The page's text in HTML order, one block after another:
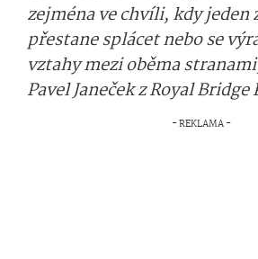
zejména ve chvíli, kdy jeden
přestane splácet nebo se
vztahy mezi oběma
Pavel Janeček z Royal